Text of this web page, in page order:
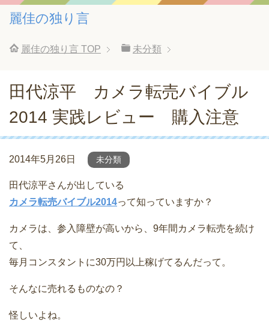
麗佳の独り言
麗佳の独り言 TOP 未分類
田代涼平 カメラ転売バイブル
2014 実践レビュー 購入注意
2014年5月26日 未分類
田代涼平さんが出している
カメラ転売バイブル2014って知っていますか？
カメラは、参入障壁が高いから、9年間カメラ転売を続け
て、
毎月コンスタントに30万円以上稼げてるんだって。
そんなに売れるものなの？
怪しいよね。